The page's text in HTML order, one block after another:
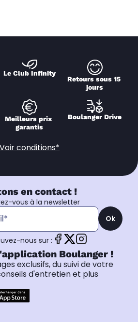
Le Club Infinity
Retours sous 15
jours
Meilleurs prix
garantis
Boulanger Drive
Voir conditions*
en contact !
vous à la newsletter
Ok
nous sur :
Boulanger !
exclusifs, du suivi de votre
d'entretien et plus